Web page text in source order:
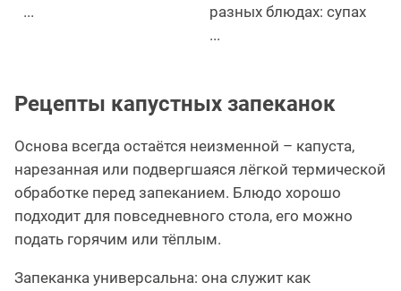
...
разных блюдах: супах
...
Рецепты капустных запеканок
Основа всегда остаётся неизменной – капуста,
нарезанная или подвергшаяся лёгкой термической
обработке перед запеканием. Блюдо хорошо
подходит для повседневного стола, его можно
подать горячим или тёплым.
Запеканка универсальна: она служит как